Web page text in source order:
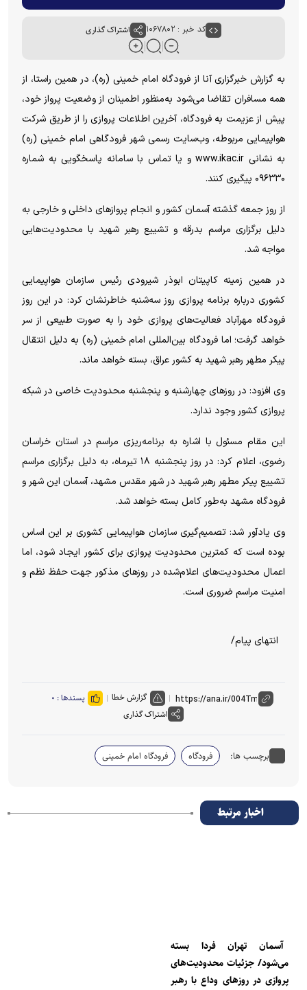
کد خبر : ۱۰۶۷۸۰۲ اشتراک گذاری
به گزارش خبرگزاری آنا از فرودگاه امام خمینی (ره)، در همین راستا، از
همه مسافران تقاضا می‌شود به‌منظور اطمینان از وضعیت پرواز خود،
پیش از عزیمت به فرودگاه، آخرین اطلاعات پروازی را از طریق شرکت
هواپیمایی مربوطه، وب‌سایت رسمی شهر فرودگاهی امام خمینی (ره)
به نشانی www.ikac.ir و یا تماس با سامانه پاسخگویی به شماره
۰۹۶۳۳۰ پیگیری کنند.
از روز جمعه گذشته آسمان کشور و انجام پرواز‌های داخلی و خارجی به
دلیل برگزاری مراسم بدرقه و تشییع رهبر شهید با محدودیت‌هایی
مواجه شد.
در همین زمینه کاپیتان ابوذر شیرودی رئیس سازمان هواپیمایی
کشوری درباره برنامه پروازی روز سه‌شنبه خاطرنشان کرد: در این روز
فرودگاه مهرآباد فعالیت‌های پروازی خود را به صورت طبیعی از سر
خواهد گرفت؛ اما فرودگاه بین‌المللی امام خمینی (ره) به دلیل انتقال
پیکر مطهر رهبر شهید به کشور عراق، بسته خواهد ماند.
وی افزود: در روز‌های چهارشنبه و پنجشنبه محدودیت خاصی در شبکه
پروازی کشور وجود ندارد.
این مقام مسئول با اشاره به برنامه‌ریزی مراسم در استان خراسان
رضوی، اعلام کرد: در روز پنجشنبه ۱۸ تیرماه، به دلیل برگزاری مراسم
تشییع پیکر مطهر رهبر شهید در شهر مقدس مشهد، آسمان این شهر و
فرودگاه مشهد به‌طور کامل بسته خواهد شد.
وی یادآور شد: تصمیم‌گیری سازمان هواپیمایی کشوری بر این اساس
بوده است که کمترین محدودیت پروازی برای کشور ایجاد شود، اما
اعمال محدودیت‌های اعلام‌شده در روز‌های مذکور جهت حفظ نظم و
امنیت مراسم ضروری است.
انتهای پیام/
گزارش خطا پسندها : ۰
اشتراک گذاری
برچسب ها: فرودگاه فرودگاه امام خمینی
اخبار مرتبط
آسمان تهران فردا بسته
می‌شود/ جزئیات محدودیت‌های
پروازی در روزهای وداع با رهبر